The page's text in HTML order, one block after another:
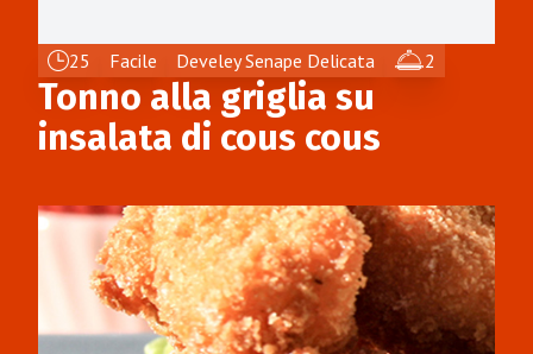
25 Facile Develey Senape Delicata 2
Tonno alla griglia su
insalata di cous cous